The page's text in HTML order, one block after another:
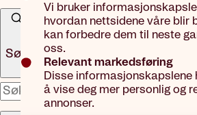
Vi bruker
hvordan nettsidene våre blir
kan forbedre dem til neste
oss.
Relevant markedsføring
Disse informasjonskapslene
å vise deg mer personlig og
annonser.
Søk
x